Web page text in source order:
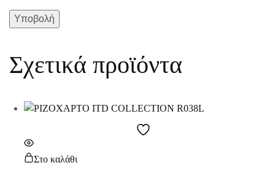
Σχετικά προϊόντα
Στο καλάθι